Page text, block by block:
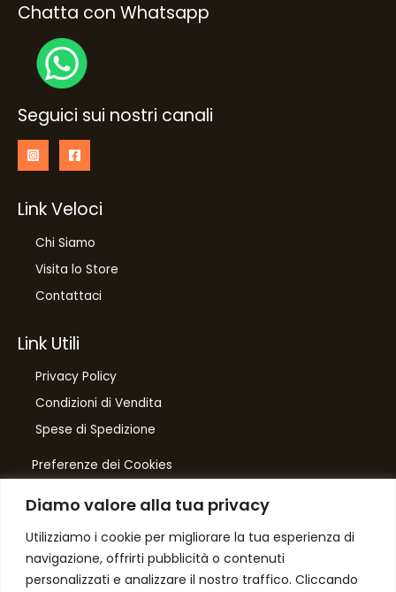
Diamo valore alla tua privacy
Utilizziamo i cookie per migliorare la tua esperienza di
navigazione, offrirti pubblicità o contenuti
personalizzati e analizzare il nostro traffico. Cliccando
Chatta con Whatsapp
Seguici sui nostri canali
Link Veloci
Chi Siamo
Visita lo Store
Contattaci
Link Utili
Privacy Policy
Condizioni di Vendita
Spese di Spedizione
Preferenze dei Cookies
Number One
di Domenico Toccacieli
Via G. Mazzini 5/C
61033 FERMIGNANO PU